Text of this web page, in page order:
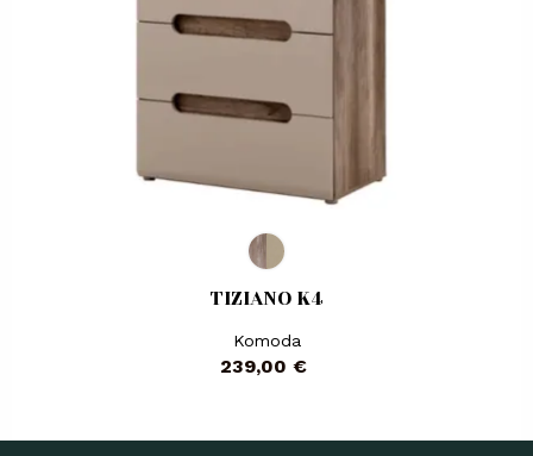
TIZIANO K4
Komoda
Kaina
239,00 €